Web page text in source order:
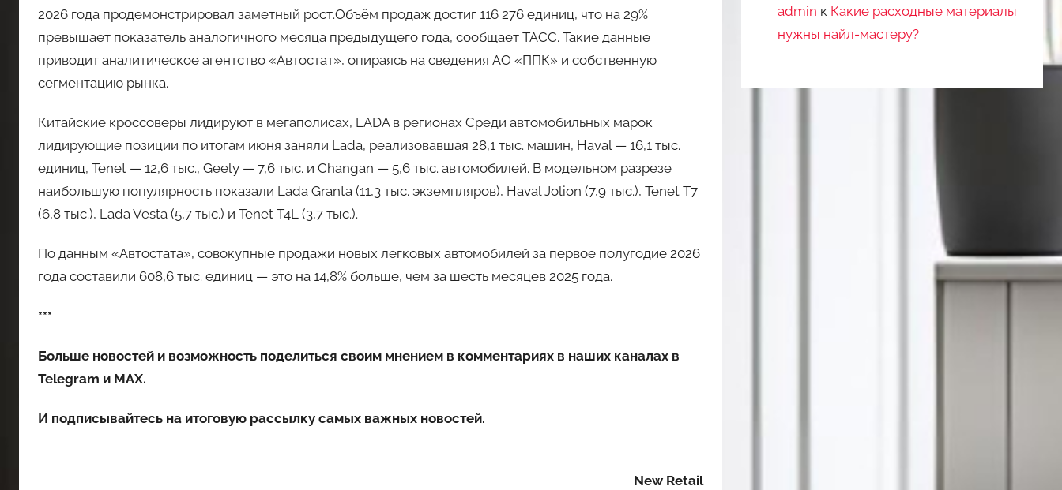
2026 года продемонстрировал заметный рост.Объём продаж достиг 116 276 единиц, что на 29%
превышает показатель аналогичного месяца предыдущего года, сообщает ТАСС. Такие данные
приводит аналитическое агентство «Автостат», опираясь на сведения АО «ППК» и собственную
сегментацию рынка.
Китайские кроссоверы лидируют в мегаполисах, LADA в регионах Среди автомобильных марок
лидирующие позиции по итогам июня заняли Lada, реализовавшая 28,1 тыс. машин, Haval — 16,1 тыс.
единиц, Tenet — 12,6 тыс., Geely — 7,6 тыс. и Changan — 5,6 тыс. автомобилей. В модельном разрезе
наибольшую популярность показали Lada Granta (11,3 тыс. экземпляров), Haval Jolion (7,9 тыс.), Tenet T7
(6,8 тыс.), Lada Vesta (5,7 тыс.) и Tenet T4L (3,7 тыс.).
По данным «Автостата», совокупные продажи новых легковых автомобилей за первое полугодие 2026
года составили 608,6 тыс. единиц — это на 14,8% больше, чем за шесть месяцев 2025 года.
***
Больше новостей и возможность поделиться своим мнением в комментариях в наших каналах в
Telegram и MAX.
И подписывайтесь на итоговую рассылку самых важных новостей.
New Retail
admin к Какие расходные материалы
нужны найл-мастеру?